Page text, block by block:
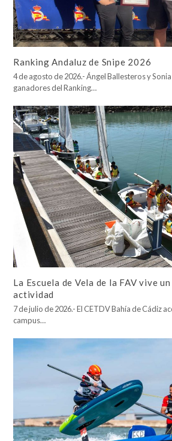
Ranking Andaluz de Snipe 2026
4 de agosto de 2026.- Ángel Ballesteros y
ganadores del Ranking…
La Escuela de Vela de la FAV vive
actividad
7 de julio de 2026.- El CETDV Bahía de Cádiz
campus…